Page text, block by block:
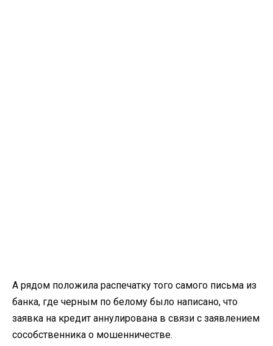
А рядом положила распечатку того самого письма из
банка, где черным по белому было написано, что
заявка на кредит аннулирована в связи с заявлением
сособственника о мошенничестве.